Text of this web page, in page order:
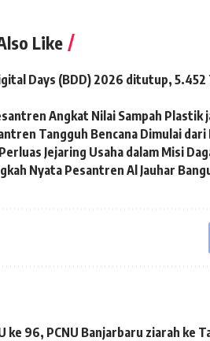
Like
Days (BDD) 2026 ditutup,
Angkat Nilai Sampah Plastik
Tangguh Bencana Dimulai dari
Jejaring Usaha dalam Misi
Nyata Pesantren Al Jauhar
ke 96, PCNU Banjarbaru ziarah ke